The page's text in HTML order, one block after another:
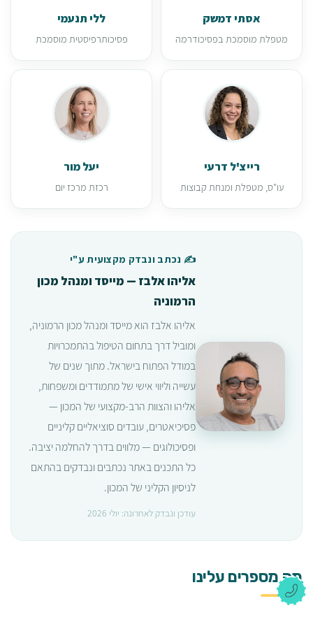
אסתי דמשק
מטפלת מוסמכת בפסיכודרמה
ללי תנעמי
פסיכותרפיסטית מוסמכת
רייצ'ל דרעי
עו"ס, מטפלת ומנחת קבוצות
יעל מור
רכזת מרכז יום
✍️ נכתב ונבדק מקצועית ע"י
אליהו אלבז — מייסד ומנהל מכון
הרמוניה
אליהו אלבז הוא מייסד ומנהל מכון הרמוניה,
ומוביל דרך בתחום הטיפול בהתמכרויות
במודל הפתוח בישראל. מתוך שנים של
עשייה וליווי אישי של מתמודדים ומשפחות,
אליהו והצוות הרב-מקצועי של המכון —
פסיכיאטרים, עובדים סוציאליים קליניים
ופסיכולוגים — מלווים בדרך להחלמה יציבה.
כל התכנים באתר נכתבים ונבדקים בהתאם
לניסיון הקליני של המכון.
עודכן ונבדק לאחרונה: יולי 2026
מה מספרים עלינו